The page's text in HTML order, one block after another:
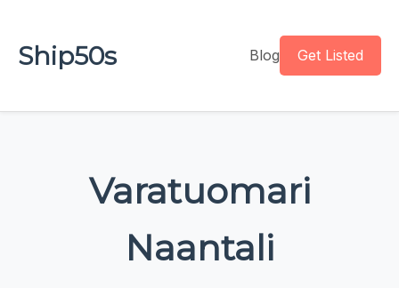
Ship50s Blog Get Listed
Varatuomari
Naantali